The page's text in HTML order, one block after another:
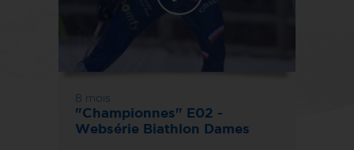
8 mois
"Championnes" E02 -
Websérie Biathlon Dames